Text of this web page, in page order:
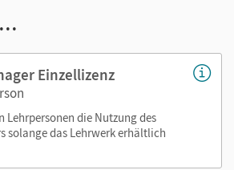
Aufgaben im Schulbuch
PDF: Arbeitsblätter
Arbeitsblätter
Buch
…
Einzellizenz
Lehrpersonen die Nutzung des
solange das Lehrwerk erhältlich